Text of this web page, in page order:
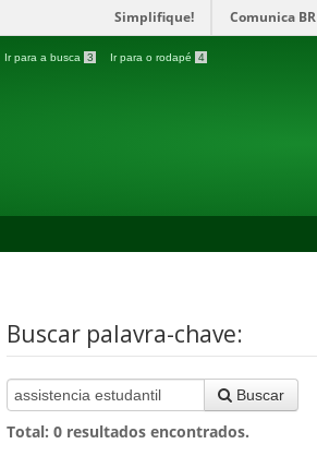
Simplifique! Comunica BR
Ir para a busca 3 Ir para o rodapé 4
Buscar palavra-chave:
Buscar
Total: 0 resultados encontrados.